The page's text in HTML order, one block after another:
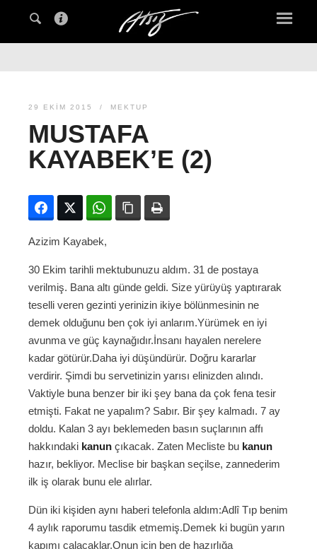
29 EKIM 2015 MEKTUP
MUSTAFA
KAYABEK’E (2)
FacebookTwitter WhatsAppBağlanıyı kopyala
Azizim Kayabek,
30 Ekim tarihli mektubunuzu aldım. 31 de postaya
verilmiş. Bana altı günde geldi. Size yürüyüş yaptırarak
teselli veren gezinti yerinizin ikiye bölünmesinin ne
demek olduğunu ben çok iyi anlarım.Yürümek en iyi
avunma ve güç kaynağıdır.İnsanı hayalen nerelere
kadar götürür.Daha iyi düşündürür. Doğru kararlar
verdirir. Şimdi bu servetinizin yarısı elinizden alındı.
Vaktiyle buna benzer bir iki şey bana da çok fena tesir
etmişti. Fakat ne yapalım? Sabır. Bir şey kalmadı. 7 ay
doldu. Kalan 3 ayı beklemeden basın suçlarının affı
hakkındaki kanun çıkacak. Zaten Mecliste bu kanun
hazır, bekliyor. Meclise bir başkan seçilse, zannederim
ilk iş olarak bunu ele alırlar.
Dün iki kişiden aynı haberi telefonla aldım:Adlî Tıp benim
4 aylık raporumu tasdik etmemiş.Demek ki bugün yarın
kapımı çalacaklar.Onun için ben de hazırlığa